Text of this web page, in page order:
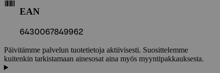
EAN
6430067849962
Päivitämme palvelun tuotetietoja aktiivisesti. Suosittelemme
kuitenkin tarkistamaan ainesosat aina myös myyntipakkauksesta.